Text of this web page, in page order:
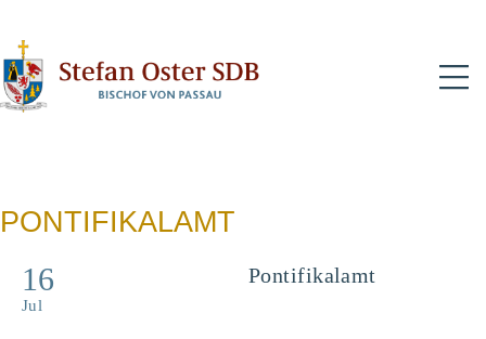
PONTIFIKALAMT
16
Jul
Pontifikalamt